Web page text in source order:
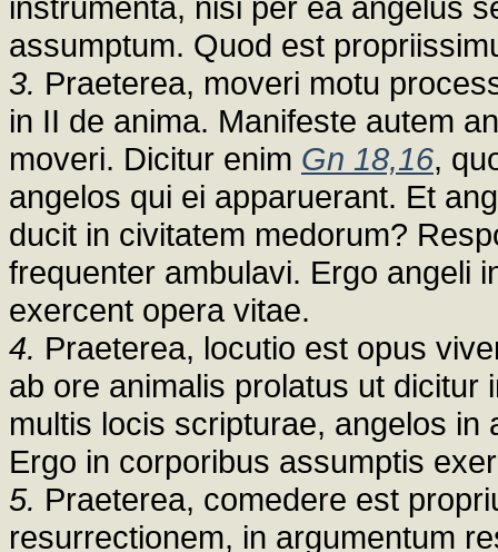
instrumenta, nisi per ea angelus
assumptum. Quod est
3. Praeterea, moveri motu
in II de anima. Manifeste autem
moveri. Dicitur enim Gn 18,16,
angelos qui ei apparuerant. Et
ducit in civitatem medorum?
frequenter ambulavi. Ergo angeli
exercent opera vitae.
4. Praeterea, locutio est opus
ab ore animalis prolatus ut dicitur
multis locis scripturae, angelos
Ergo in corporibus assumptis
5. Praeterea, comedere est
resurrectionem, in argumentum